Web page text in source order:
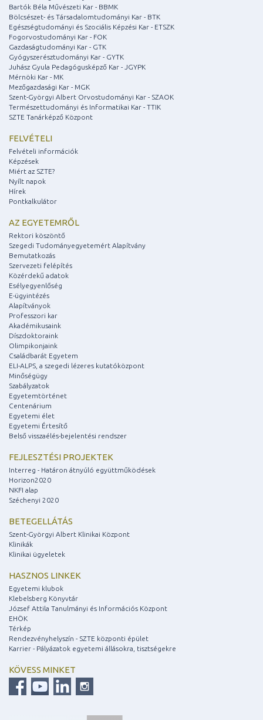
Bartók Béla Művészeti Kar - BBMK
Bölcsészet- és Társadalomtudományi Kar - BTK
Egészségtudományi és Szociális Képzési Kar - ETSZK
Fogorvostudományi Kar - FOK
Gazdaságtudományi Kar - GTK
Gyógyszerésztudományi Kar - GYTK
Juhász Gyula Pedagógusképző Kar - JGYPK
Mérnöki Kar - MK
Mezőgazdasági Kar - MGK
Szent-Györgyi Albert Orvostudományi Kar - SZAOK
Természettudományi és Informatikai Kar - TTIK
SZTE Tanárképző Központ
FELVÉTELI
Felvételi információk
Képzések
Miért az SZTE?
Nyílt napok
Hírek
Pontkalkulátor
AZ EGYETEMRŐL
Rektori köszöntő
Szegedi Tudományegyetemért Alapítvány
Bemutatkozás
Szervezeti felépítés
Közérdekű adatok
Esélyegyenlőség
E-ügyintézés
Alapítványok
Professzori kar
Akadémikusaink
Díszdoktoraink
Olimpikonjaink
Családbarát Egyetem
ELI-ALPS, a szegedi lézeres kutatóközpont
Minőségügy
Szabályzatok
Egyetemtörténet
Centenárium
Egyetemi élet
Egyetemi Értesítő
Belső visszaélés-bejelentési rendszer
FEJLESZTÉSI PROJEKTEK
Interreg - Határon átnyúló együttműködések
Horizon2020
NKFI alap
Széchenyi 2020
BETEGELLÁTÁS
Szent-Györgyi Albert Klinikai Központ
Klinikák
Klinikai ügyeletek
HASZNOS LINKEK
Egyetemi klubok
Klebelsberg Könyvtár
József Attila Tanulmányi és Információs Központ
EHÖK
Térkép
Rendezvényhelyszín - SZTE központi épület
Karrier - Pályázatok egyetemi állásokra, tisztségekre
KÖVESS MINKET